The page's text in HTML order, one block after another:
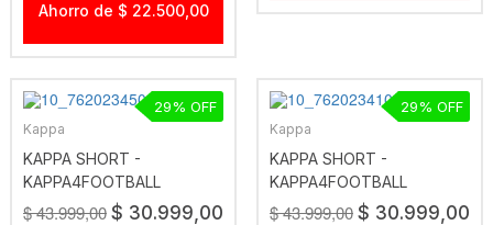
Ahorro de $ 22.500,00
Kappa
KAPPA SHORT -
KAPPA4FOOTBALL
LUVIOZIP BLUE MARINE
$ 43.999,00 $ 30.999,00
29
Kappa
KAPPA SHORT -
KAPPA4FOOTBALL
LUVIOZIP BLACK
$ 43.999,00 $ 30.999,00
29